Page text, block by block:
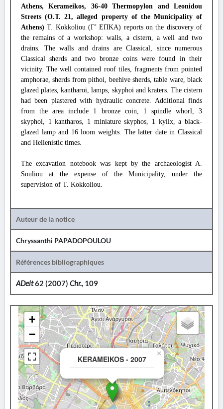
Athens, Kerameikos, 36-40 Thermopylon and Leonidou
Streets (O.T. 21, alleged property of the Municipality of
Athens)T. Kokkoliou (Γ’ ΕΠΚΑ) reports on the discovery of
the remains of a workshop: walls, a cistern, a well and two
drains. The walls and drains are Classical, since numerous
Classical sherds and two bronze coins were found in their
vicinity. The well contained roof tiles, fragments from pointed
amphorae, sherds from pithoi, beehive sherds, table ware, black
glazed plates, kantharoi, lamps, skyphoi and kraters. The cistern
had been plastered with hydraulic concrete. Additional finds
from the area include 1 bronze coin, 1 spindle whorl, 3
skyphoi, 1 kantharos, 1 miniature skyphos, 1 kylix, a black-
glazed lamp and 16 loom weights. The latter date in Classical
and Hellenistic times.
The excavation notebook was kept by the archaeologist A.
Souliou at the expense of the Municipality, under the
supervision of T. Kokkoliou.
Auteur de la notice
Chryssanthi PAPADOPOULOU
Références bibliographiques
ADelt62 (2007) Chr., 109
KERAMEIKOS - 2007
×
+
−